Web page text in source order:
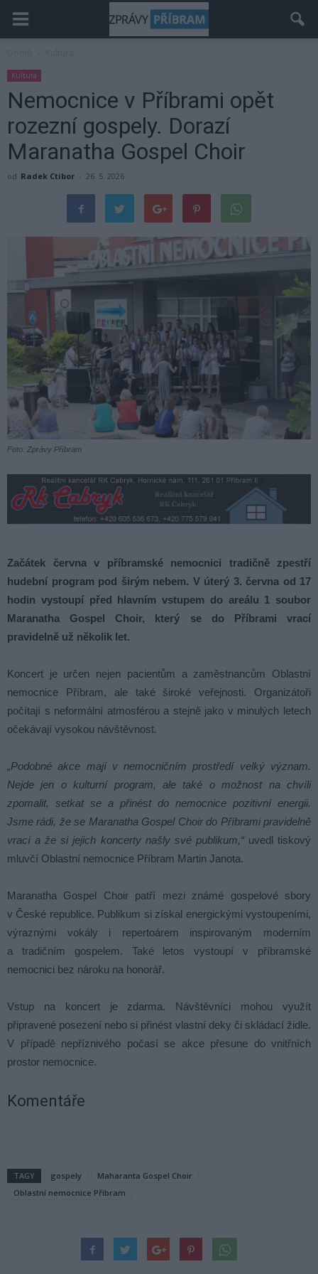
Kultura
Nemocnice v Příbrami opět
rozezní gospely. Dorazí
Maranatha Gospel Choir
od Radek Ctibor - 26. 5. 2026
Foto: Zprávy Příbram
Začátek června v příbramské nemocnici tradičně zpestří
hudební program pod širým nebem. V úterý 3. června od 17
hodin vystoupí před hlavním vstupem do areálu 1 soubor
Maranatha Gospel Choir, který se do Příbrami vrací
pravidelně už několik let.
Koncert je určen nejen pacientům a zaměstnancům Oblastní
nemocnice Příbram, ale také široké veřejnosti. Organizátoři
počítají s neformální atmosférou a stejně jako v minulých letech
očekávají vysokou návštěvnost.
„Podobné akce mají v nemocničním prostředí velký význam.
Nejde jen o kulturní program, ale také o možnost na chvíli
zpomalit, setkat se a přinést do nemocnice pozitivní energii.
Jsme rádi, že se Maranatha Gospel Choir do Příbrami pravidelně
vrací a že si jejich koncerty našly své publikum,“uvedl tiskový
mluvčí Oblastní nemocnice Příbram Martin Janota.
Maranatha Gospel Choir patří mezi známé gospelové sbory
v České republice. Publikum si získal energickými vystoupeními,
výraznými vokály i repertoárem inspirovaným moderním
a tradičním gospelem. Také letos vystoupí v příbramské
nemocnici bez nároku na honorář.
Vstup na koncert je zdarma. Návštěvníci mohou využít
připravené posezení nebo si přinést vlastní deky či skládací židle.
V případě nepříznivého počasí se akce přesune do vnitřních
prostor nemocnice.
Komentáře
TAGY gospely
Maharanta Gospel Choir
Oblastní nemocnice Příbram